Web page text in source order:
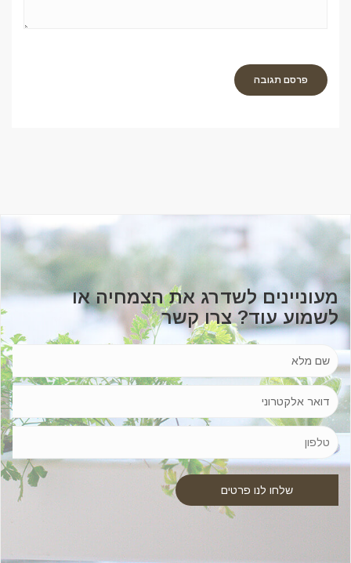
מעוניינים לשדרג את הצמחיה או
לשמוע עוד? צרו קשר